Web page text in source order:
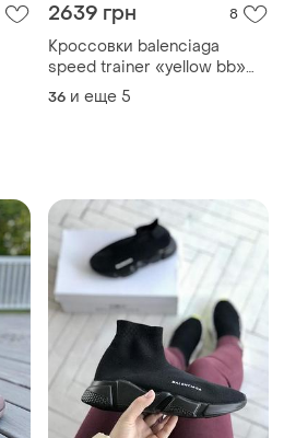
2639 грн 8
Кроссовки balenciaga
speed trainer «yellow bb»
кросівки
36 и еще 5